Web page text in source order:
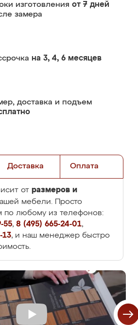
изготовления от 7 дней
замера
на 3, 4, 6 месяцев
доставка и подъем
Доставка Оплата
от размеров и
мебели. Просто
по любому из телефонов:
55, 8 (495) 665-24-01,
13, и наш менеджер быстро